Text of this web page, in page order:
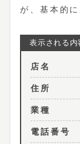
が、基本的
店名
住所
業種
電話番号